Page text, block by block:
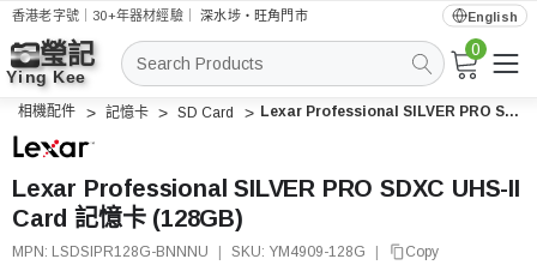
香港老字號｜30+年器材經驗｜深水埗・旺角門市 English
搜
索
0
相機配件 記憶卡 SD Card Lexar Professional SILVER PRO SDXC UHS-II Card 記憶卡 (128GB)
Lexar Professional SILVER PRO SDXC UHS-II
Card 記憶卡 (128GB)
MPN: LSDSIPR128G-BNNNU SKU: YM4909-128G Copy